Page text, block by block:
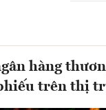
hàng
trên thị